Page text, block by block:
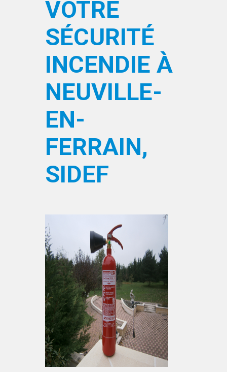
VOTRE
SÉCURITÉ
INCENDIE À
NEUVILLE-
EN-
FERRAIN,
SIDEF